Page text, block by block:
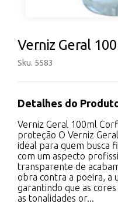
Verniz Geral
Sku. 5583
Detalhes do
Verniz Geral 100ml
proteção O Verniz
ideal para quem busca
com um aspecto
transparente de
obra contra a poeira, a
garantindo que as
as tonalidades or...